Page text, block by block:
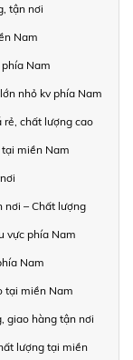
tận nơi
Nam
Nam
nhỏ kv phía Nam
rẻ, chất lượng cao
miền Nam
nơi – Chất lượng
vực phía Nam
Nam
tại miền Nam
giao hàng tận nơi
lượng tại miền